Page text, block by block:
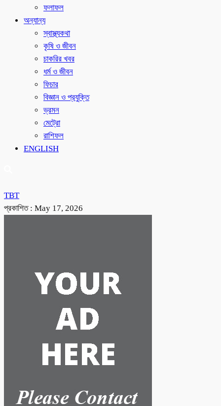
ফলাফল
অন্যান্য
স্বাস্থ্যকথা
কৃষি ও জীবন
চাকরির খবর
ধর্ম ও জীবন
ফিচার
বিজ্ঞান ও প্রযুক্তি
ভ্রমন
মেট্রো
রাশিফল
ENGLISH
TBT
প্রকাশিত : May 17, 2026